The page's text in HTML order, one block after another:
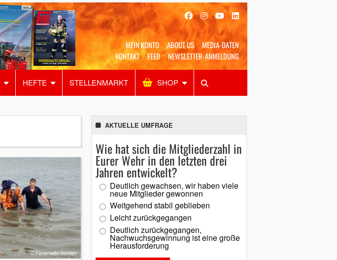
MEIN KONTO ABOUT US
MEDIA-DATEN
KONTAKT
FEED NEWSLETTER-ANMELDUNG
HEFTE STELLENMARKT SHOP
Alles Shop SUCHEN
AKTUELLE UMFRAGE
Wie hat sich die Mitgliederzahl in
Eurer Wehr in den letzten drei
Jahren entwickelt?
Deutlich gewachsen, wir haben viele
neue Mitglieder gewonnen
Weitgehend stabil geblieben
Leicht zurückgegangen
Deutlich zurückgegangen,
Nachwuchsgewinnung ist eine große
Herausforderung